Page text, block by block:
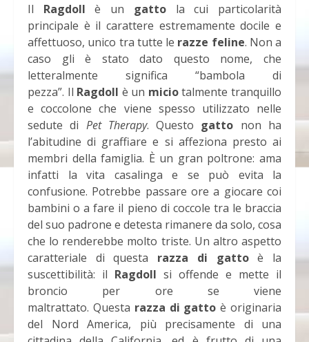
Il Ragdoll è un gattola cui particolarità
principale è il carattere estremamente docile e
affettuoso, unico tra tutte le razze feline. Non a
caso gli è stato dato questo nome, che
letteralmente significa “bambola di
pezza”. Il Ragdoll è un miciotalmente tranquillo
e coccolone che viene spesso utilizzato nelle
sedute di Pet Therapy. Questo gatto non ha
l’abitudine di graffiare e si affeziona presto ai
membri della famiglia. È un gran poltrone: ama
infatti la vita casalinga e se può evita la
confusione. Potrebbe passare ore a giocare coi
bambini o a fare il pieno di coccole tra le braccia
del suo padrone e detesta rimanere da solo, cosa
che lo renderebbe molto triste. Un altro aspetto
caratteriale di questa razza di gattoè la
suscettibilità: il Ragdoll si offende e mette il
broncio per ore se viene
maltrattato. Questa razza di gatto è originaria
del Nord America, più precisamente di una